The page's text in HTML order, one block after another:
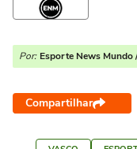
Por: Esporte News Mundo
Compartilhar